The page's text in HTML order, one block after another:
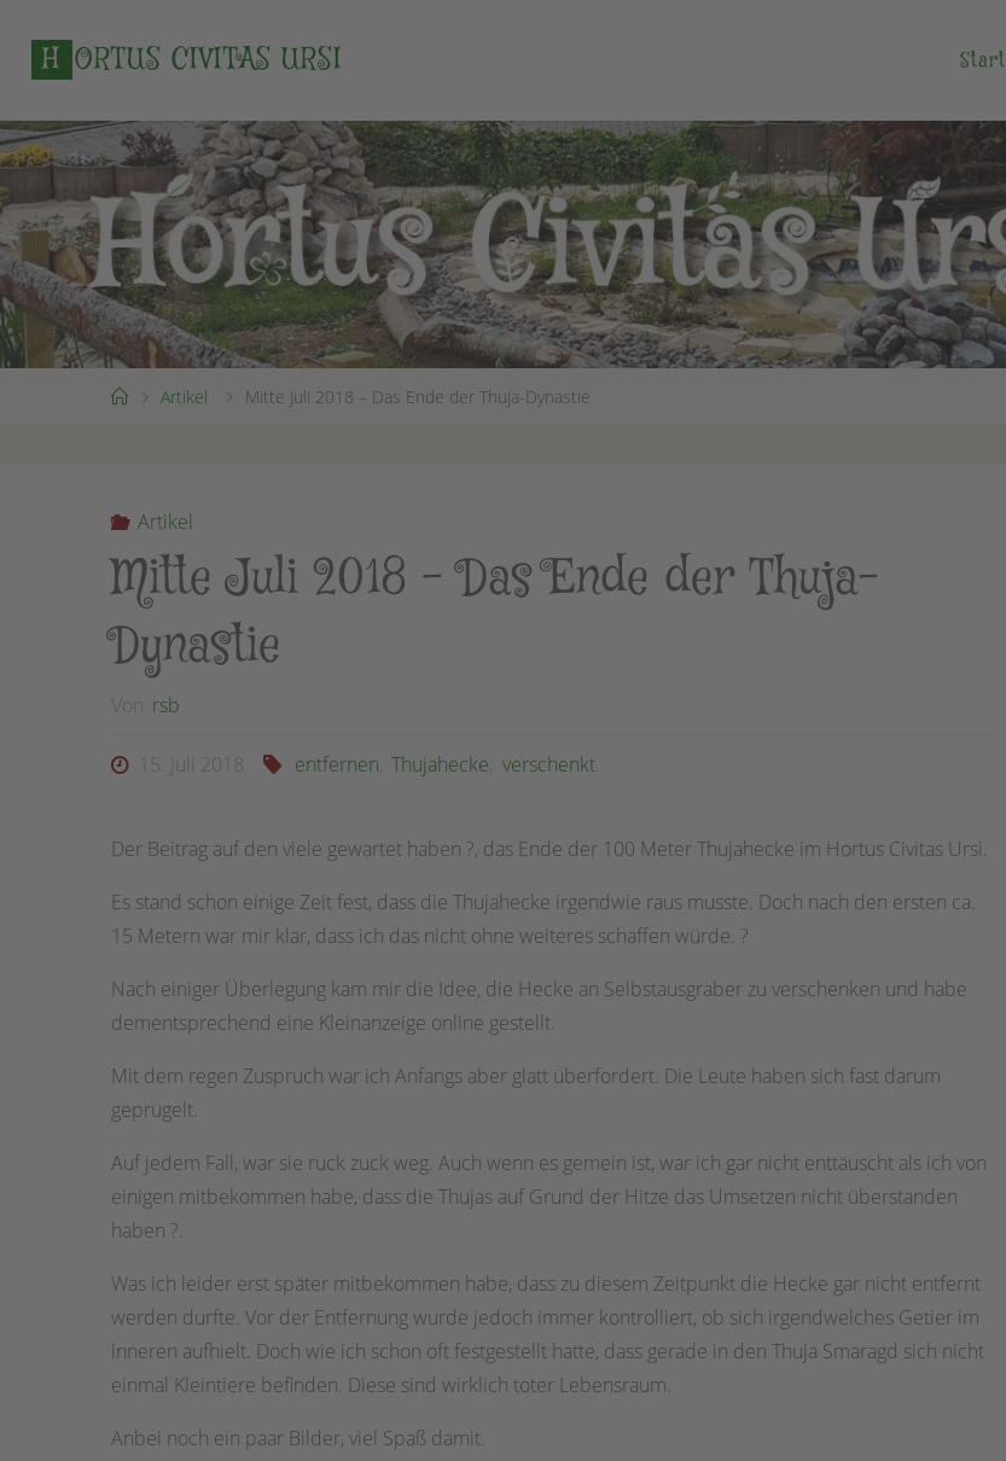
Inhalt
springen
H ORTUS CIVITAS URSI Start
StartArtikel Mitte Juli 2018 – Das Ende der Thuja-Dynastie
Artikel
Mitte Juli 2018 – Das Ende der Thuja-
Dynastie
Von rsb
15. Juli 2018 entfernen, Thujahecke, verschenkt
Der Beitrag auf den viele gewartet haben ?, das Ende der 100 Meter Thujahecke im Hortus Civitas Ursi.
Es stand schon einige Zeit fest, dass die Thujahecke irgendwie raus musste. Doch nach den ersten ca.
15 Metern war mir klar, dass ich das nicht ohne weiteres schaffen würde. ?
Nach einiger Überlegung kam mir die Idee, die Hecke an Selbstausgraber zu verschenken und habe
dementsprechend eine Kleinanzeige online gestellt.
Mit dem regen Zuspruch war ich Anfangs aber glatt überfordert. Die Leute haben sich fast darum
geprügelt.
Auf jedem Fall, war sie ruck zuck weg. Auch wenn es gemein ist, war ich gar nicht enttäuscht als ich von
einigen mitbekommen habe, dass die Thujas auf Grund der Hitze das Umsetzen nicht überstanden
haben ?.
Was ich leider erst später mitbekommen habe, dass zu diesem Zeitpunkt die Hecke gar nicht entfernt
werden durfte. Vor der Entfernung wurde jedoch immer kontrolliert, ob sich irgendwelches Getier im
inneren aufhielt. Doch wie ich schon oft festgestellt hatte, dass gerade in den Thuja Smaragd sich nicht
einmal Kleintiere befinden. Diese sind wirklich toter Lebensraum.
Anbei noch ein paar Bilder, viel Spaß damit.